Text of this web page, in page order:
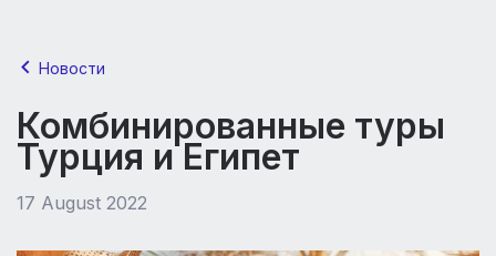
Новости
Комбинированные туры
Турция и Египет
17 August 2022